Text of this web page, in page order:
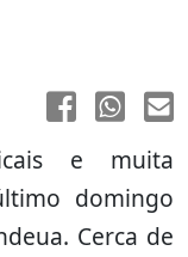
e muita
domingo
Cerca de